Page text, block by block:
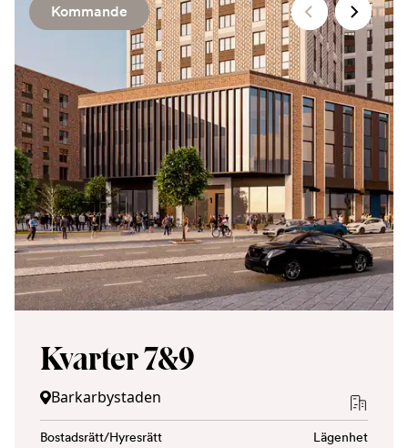
Kommande
Kvarter 7&9
Barkarbystaden
Bostadsrätt/Hyresrätt Lägenhet